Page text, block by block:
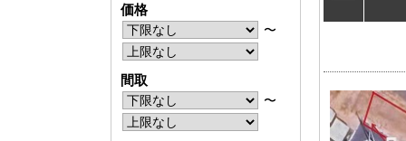
価格
〜
間取
〜
沖縄支店